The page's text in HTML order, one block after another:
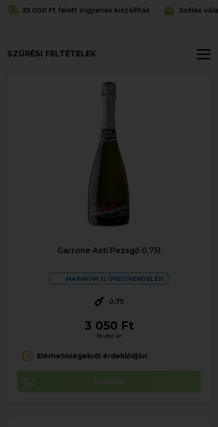
35 000 Ft felett ingyenes kiszállítás Széles
SZŰRÉSI FELTÉTELEK
Garrone Asti Pezsgő 0,75l
MAXIMUM 12 ÜVEG/RENDELÉS!
0,75
3 050 Ft
Bruttó ár
Elérhetőségekről érdeklődjön
Kosárba